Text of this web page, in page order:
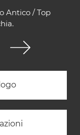
Antico / Top